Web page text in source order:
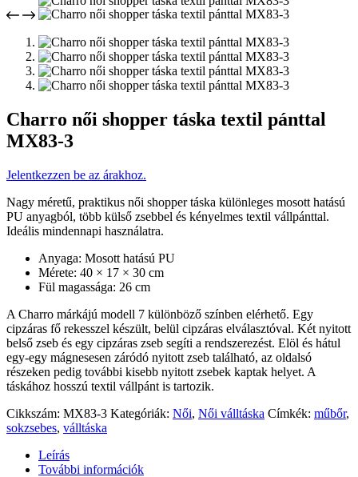
Charro női shopper táska textil pánttal
MX83-3
Jelentkezzen be az árakhoz.
Nagy méretű, praktikus női shopper táska különleges mosott hatású
PU anyagból, több külső zsebbel és kényelmes textil vállpánttal.
Ideális mindennapi használatra.
Anyaga: Mosott hatású PU
Mérete: 40 × 17 × 30 cm
Fül magassága: 26 cm
A Charro márkájú modell 7 különböző színben elérhető. Egy
cipzáras fő rekesszel készült, belül cipzáras elválasztóval. Két nyitott
belső zseb és egy cipzáras zseb segíti a rendszerezést. Elöl és hátul
egy-egy mágnesesen záródó nyitott zseb található, az oldalsó
részeken pedig további kisebb nyitott zsebek kaptak helyet. A
táskához hosszú textil vállpánt is tartozik.
Cikkszám: MX83-3 Kategóriák: Női, Női válltáska Címkék: műbőr,
sokzsebes, válltáska
Leírás
További információk